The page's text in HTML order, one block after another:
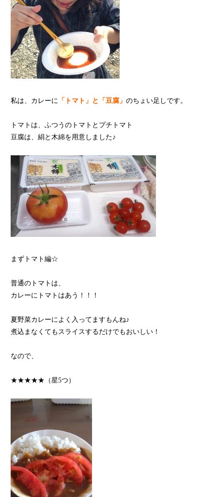
私は、カレーに 「トマト」と「豆腐」のちょい足しです。
トマトは、ふつうのトマトとプチトマト
豆腐は、絹と木綿を用意しました♪
まずトマト編☆
普通のトマトは、
カレーにトマトはあう！！！
夏野菜カレーによく入ってますもんね♪
煮込まなくてもスライスするだけでもおいしい！
なので、
★★★★★（星5つ）